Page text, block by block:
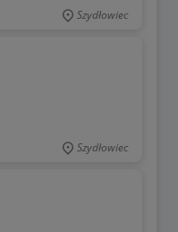
Szydłowiec
Szydłowiec